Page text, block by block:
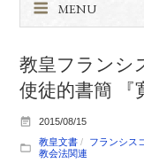
MENU
教皇フランシ
使徒的書簡 『
2015/08/15
教皇文書
フランシス
教会法関連